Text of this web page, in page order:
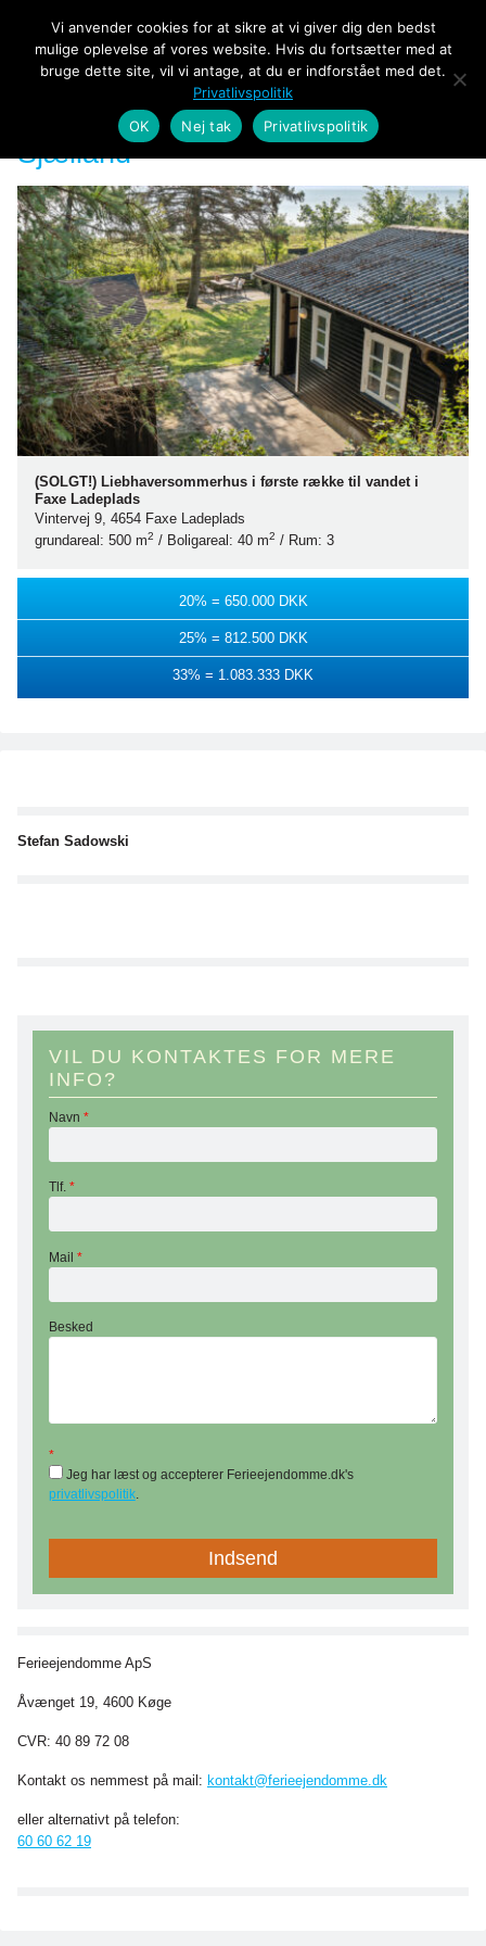
Sjælland
(SOLGT!) Liebhaversommerhus i første række til vandet i
Faxe Ladeplads
Vintervej 9, 4654 Faxe Ladeplads
grundareal: 500 m2 / Boligareal: 40 m2 / Rum: 3
20% = 650.000 DKK
25% = 812.500 DKK
33% = 1.083.333 DKK
Stefan Sadowski
VIL DU KONTAKTES FOR MERE
INFO?
Navn *
Tlf. *
Mail *
Besked
*
Jeg har læst og accepterer Ferieejendomme.dk's
privatlivspolitik.
Ferieejendomme ApS
Åvænget 19, 4600 Køge
CVR: 40 89 72 08
Kontakt os nemmest på mail: kontakt@ferieejendomme.dk
eller alternativt på telefon:
60 60 62 19
Vi anvender cookies for at sikre at vi giver dig den bedst
mulige oplevelse af vores website. Hvis du fortsætter med at
bruge dette site, vil vi antage, at du er indforstået med det.
Privatlivspolitik
OK
Nej tak Privatlivspolitik